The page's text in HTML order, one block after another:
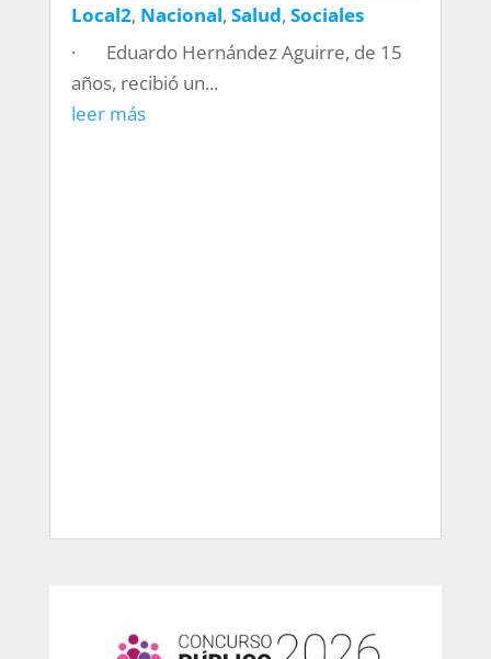
Local2, Nacional, Salud, Sociales
· Eduardo Hernández Aguirre, de 15
años, recibió un...
leer más